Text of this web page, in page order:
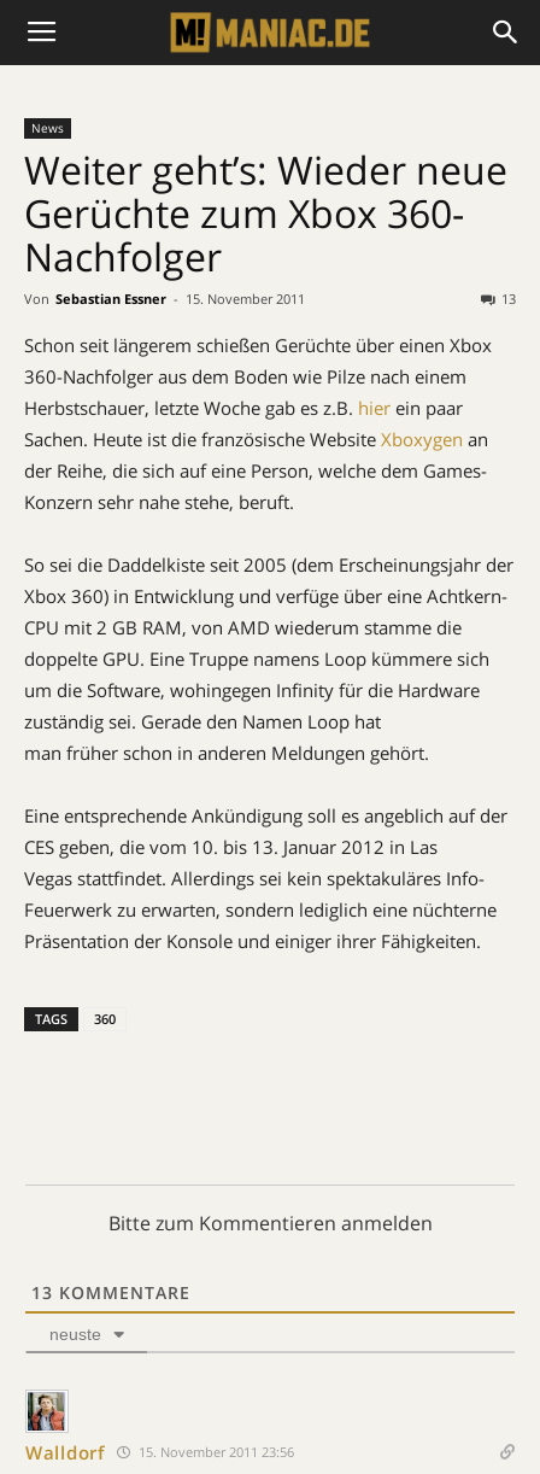
News
Weiter geht’s: Wieder neue
Gerüchte zum Xbox 360-
Nachfolger
Von Sebastian Essner - 15. November 2011 13
Schon seit längerem schießen Gerüchte über einen Xbox
360-Nachfolger aus dem Boden wie Pilze nach einem
Herbstschauer, letzte Woche gab es z.B. hier ein paar
Sachen. Heute ist die französische Website Xboxygen an
der Reihe, die sich auf eine Person, welche dem Games-
Konzern sehr nahe stehe, beruft.
So sei die Daddelkiste seit 2005 (dem Erscheinungsjahr der
Xbox 360) in Entwicklung und verfüge über eine Achtkern-
CPU mit 2 GB RAM, von AMD wiederum stamme die
doppelte GPU. Eine Truppe namens Loop kümmere sich
um die Software, wohingegen Infinity für die Hardware
zuständig sei. Gerade den Namen Loop hat
man früher schon in anderen Meldungen gehört.
Eine entsprechende Ankündigung soll es angeblich auf der
CES geben, die vom 10. bis 13. Januar 2012 in Las
Vegas stattfindet. Allerdings sei kein spektakuläres Info-
Feuerwerk zu erwarten, sondern lediglich eine nüchterne
Präsentation der Konsole und einiger ihrer Fähigkeiten.
TAGS 360
Bitte zum Kommentieren anmelden
13 KOMMENTARE
neuste
Walldorf 15. November 2011 23:56